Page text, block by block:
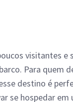
visitantes e
Para quem
destino é
se hospedar em